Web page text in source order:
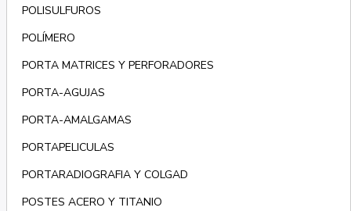
POLISULFUROS
POLÍMERO
PORTA MATRICES Y PERFORADORES
PORTA-AGUJAS
PORTA-AMALGAMAS
PORTAPELICULAS
PORTARADIOGRAFIA Y COLGAD
POSTES ACERO Y TITANIO